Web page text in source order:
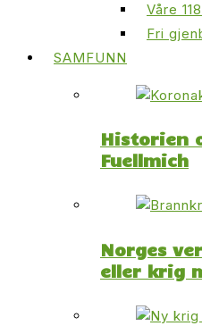
Våre
Fri
SAMFUNN
Historien
Fuellmich
Norges
eller krig